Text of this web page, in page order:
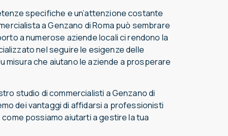
specifiche e un’attenzione costante
a Genzano di Roma può sembrare
a numerose aziende locali ci rendono la
nel seguire le esigenze delle
misura che aiutano le aziende a prosperare
studio di commercialisti a Genzano di
dei vantaggi di affidarsi a professionisti
possiamo aiutarti a gestire la tua